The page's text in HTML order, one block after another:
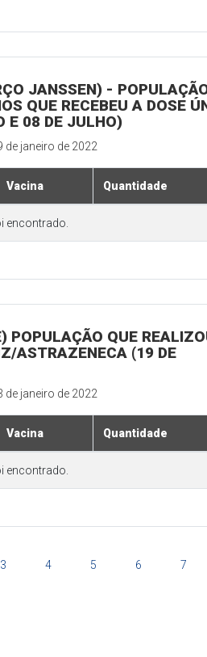
JANSSEN) -
QUE RECEBEU A DOSE
E 08 DE JULHO)
de janeiro de 2022
Vacina Quantidade
encontrado.
POPULAÇÃO QUE
ASTRAZENECA (19 DE
de janeiro de 2022
Vacina Quantidade
encontrado.
3 4 5 6 7